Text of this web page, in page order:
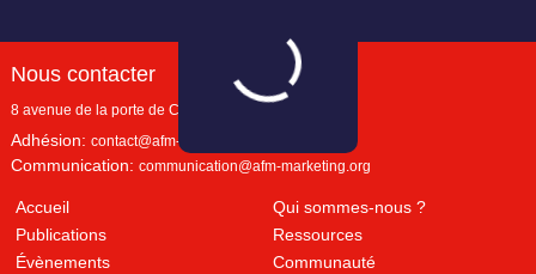
Nous contacter
8 avenue de la porte de Champerret
Adhésion: contact@afm-marketing.org
Communication: communication@afm-marketing.org
Accueil
Qui sommes-nous ?
Publications
Ressources
Évènements
Communauté